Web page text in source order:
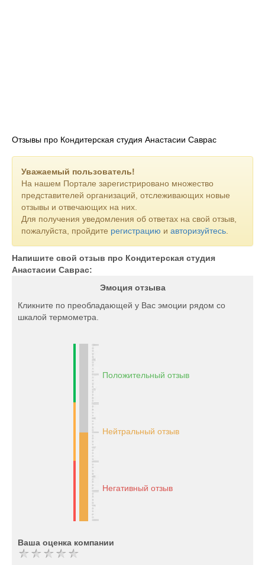
Отзывы про Кондитерская студия Анастасии Саврас
Уважаемый пользователь!
На нашем Портале зарегистрировано множество
представителей организаций, отслеживающих новые
отзывы и отвечающих на них.
Для получения уведомления об ответах на свой отзыв,
пожалуйста, пройдите регистрацию и авторизуйтесь
Напишите свой отзыв про Кондитерская студия
Анастасии Саврас:
Эмоция отзыва
Кликните по преобладающей у Вас эмоции рядом со
шкалой термометра.
Положительный отзыв
Нейтральный отзыв
Негативный отзыв
Ваша оценка компании